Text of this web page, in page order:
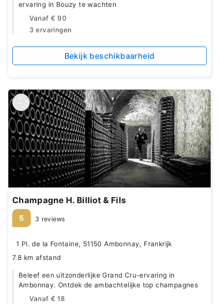
ervaring in Bouzy te wachten
Vanaf € 90
3 ervaringen
Bekijk beschikbaarheid
Champagne H. Billiot & Fils
5 3 reviews
1 Pl. de la Fontaine, 51150 Ambonnay, Frankrijk
7.8 km afstand
Beleef een uitzonderlijke Grand Cru-ervaring in
Ambonnay. Ontdek de ambachtelijke top champagnes
Vanaf € 18